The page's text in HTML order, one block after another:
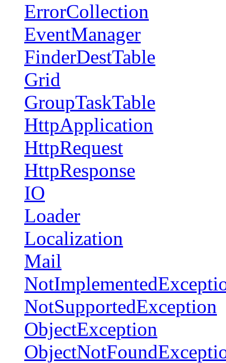
ErrorCollection
EventManager
FinderDestTable
Grid
GroupTaskTable
HttpApplication
HttpRequest
HttpResponse
IO
Loader
Localization
Mail
NotSupportedException
ObjectException